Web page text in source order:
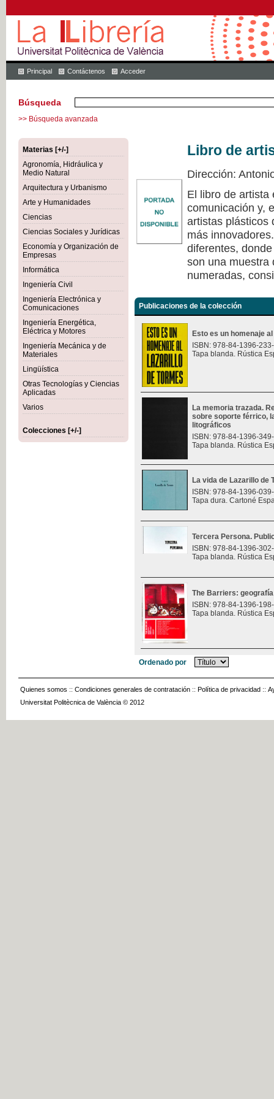
Principal Contáctenos Acceder
Búsqueda
>> Búsqueda avanzada
Materias [+/-]
Agronomía, Hidráulica y
Medio Natural
Arquitectura y Urbanismo
Arte y Humanidades
Ciencias
Ciencias Sociales y Jurídicas
Economía y Organización de
Empresas
Informática
Ingeniería Civil
Ingeniería Electrónica y
Comunicaciones
Ingeniería Energética,
Eléctrica y Motores
Ingeniería Mecánica y de
Materiales
Lingüística
Otras Tecnologías y Ciencias
Aplicadas
Varios
Colecciones [+/-]
Libro de
Dirección:
El libro de artista
comunicación y,
artistas plásticos
más
diferentes,
son una muestra
numeradas,
Publicaciones de la colección
Esto es un homenaje
ISBN: 978-84-1396-
Tapa blanda. Rústica
La memoria trazada.
sobre soporte férrico,
litográficos
ISBN: 978-84-1396-
Tapa blanda. Rústica
La vida de Lazarillo de
ISBN: 978-84-1396-
Tapa dura. Cartoné
Tercera Persona.
ISBN: 978-84-1396-
Tapa blanda. Rústica
The Barriers:
ISBN: 978-84-1396-
Tapa blanda. Rústica
Ordenado por
Quienes somos :: Condiciones generales de contratación :: Política de privacidad ::
Universitat Politècnica de València © 2012